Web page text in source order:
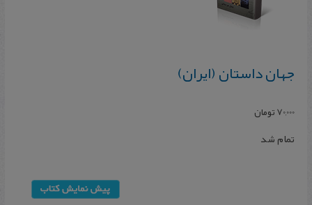
جهان‌ داستان‌ (ایران‌)
70,000تومان
تمام شد